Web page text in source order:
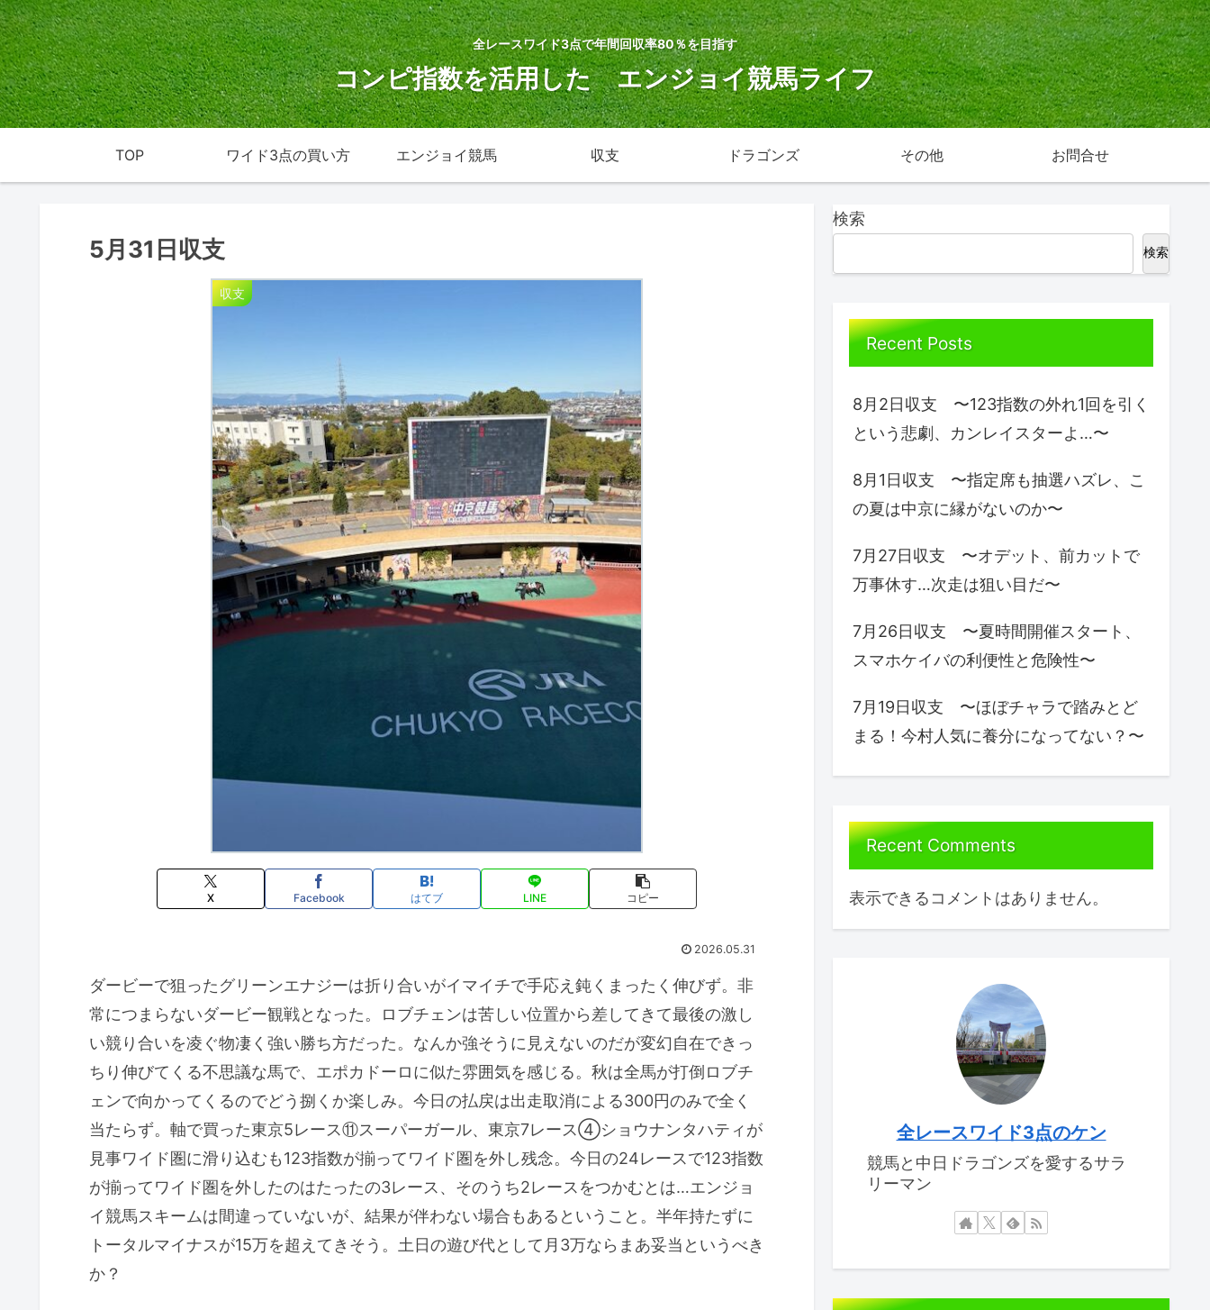
全レースワイド3点で年間回収率80％を目指す
コンピ指数を活用した エンジョイ競馬ライフ
TOP ワイド3点の買い方 エンジョイ競馬 収支 ドラゴンズ その他 お問合せ
5月31日収支
収支
X Facebook はてブ LINE コピー
2026.05.31
ダービーで狙ったグリーンエナジーは折り合いがイマイチで手応え鈍くまったく伸びず。非
常につまらないダービー観戦となった。ロブチェンは苦しい位置から差してきて最後の激し
い競り合いを凌ぐ物凄く強い勝ち方だった。なんか強そうに見えないのだが変幻自在できっ
ちり伸びてくる不思議な馬で、エポカドーロに似た雰囲気を感じる。秋は全馬が打倒ロブチ
ェンで向かってくるのでどう捌くか楽しみ。今日の払戻は出走取消による300円のみで全く
当たらず。軸で買った東京5レース⑪スーパーガール、東京7レース④ショウナンタハティが
見事ワイド圏に滑り込むも123指数が揃ってワイド圏を外し残念。今日の24レースで123指数
が揃ってワイド圏を外したのはたったの3レース、そのうち2レースをつかむとは…エンジョ
イ競馬スキームは間違っていないが、結果が伴わない場合もあるということ。半年持たずに
トータルマイナスが15万を超えてきそう。土日の遊び代として月3万ならまあ妥当というべき
か？
検索
検索
Recent Posts
8月2日収支 〜123指数の外れ1回を引く
という悲劇、カンレイスターよ…〜
8月1日収支 〜指定席も抽選ハズレ、こ
の夏は中京に縁がないのか〜
7月27日収支 〜オデット、前カットで
万事休す…次走は狙い目だ〜
7月26日収支 〜夏時間開催スタート、
スマホケイバの利便性と危険性〜
7月19日収支 〜ほぼチャラで踏みとど
まる！今村人気に養分になってない？〜
Recent Comments
表示できるコメントはありません。
全レースワイド3点のケン
競馬と中日ドラゴンズを愛するサラ
リーマン